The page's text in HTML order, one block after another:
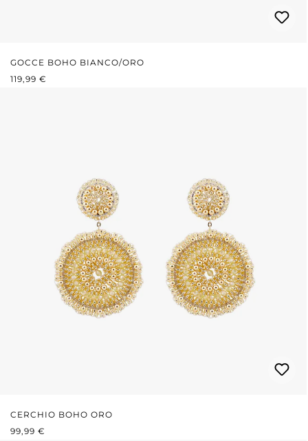
GOCCE BOHO BIANCO/ORO
PREZZO NORMALE:
119,99 €
CERCHIO BOHO ORO
PREZZO NORMALE:
99,99 €